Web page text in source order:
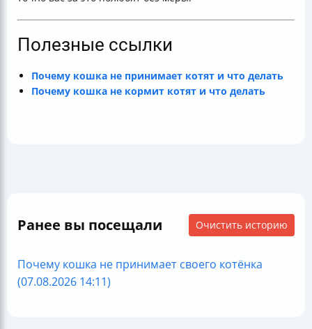
Полезные ссылки
Почему кошка не принимает котят и что делать
Почему кошка не кормит котят и что делать
Ранее вы посещали Очистить историю
Почему кошка не принимает своего котёнка
(07.08.2026 14:11)